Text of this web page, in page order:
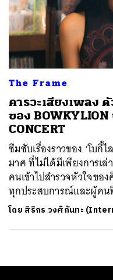
The Frame
คารวะเสียงเพลง
ของ
CONCERT
ซึมซับเรื่องราวของ ‘โบ
มาศ ที่ไม่ได้มีเพียงการเ
คนเข้าไปสำรวจหัวใจข
ทุกประสบการณ์และผู้คน
โดย สิริกร วงศ์กันทะ
SHARE